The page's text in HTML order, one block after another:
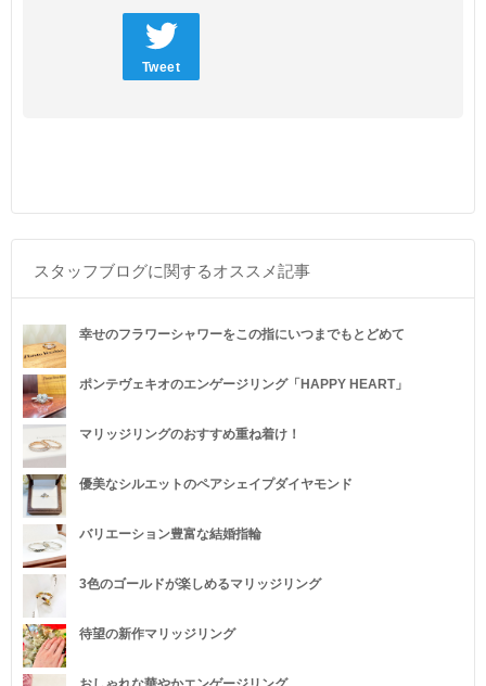
Tweet
スタッフブログに関するオススメ記事
幸せのフラワーシャワーをこの指にいつまでもとどめて
ポンテヴェキオのエンゲージリング「HAPPY HEART」
マリッジリングのおすすめ重ね着け！
優美なシルエットのペアシェイプダイヤモンド
バリエーション豊富な結婚指輪
3色のゴールドが楽しめるマリッジリング
待望の新作マリッジリング